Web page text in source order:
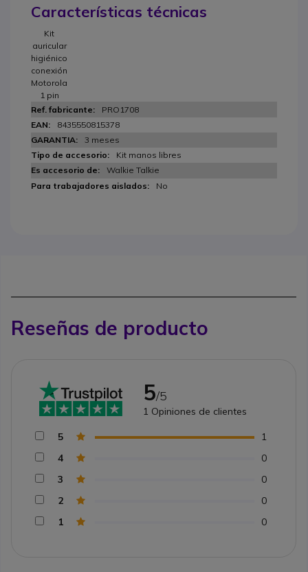
Características técnicas
Kit
auricular
higiénico
conexión
Motorola
1 pin
PRO1708
8435550815378
3 meses
Kit manos libres
Walkie Talkie
No
Reseñas de producto
5/5
1 Opiniones de clientes
5
1
4
0
3
0
2
0
1
0